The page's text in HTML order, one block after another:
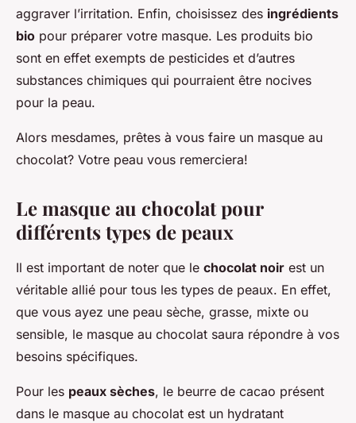
aggraver l’irritation. Enfin, choisissez des ingrédients
bio pour préparer votre masque. Les produits bio
sont en effet exempts de pesticides et d’autres
substances chimiques qui pourraient être nocives
pour la peau.
Alors mesdames, prêtes à vous faire un masque au
chocolat? Votre peau vous remerciera!
Le masque au chocolat pour
différents types de peaux
Il est important de noter que le chocolat noir est un
véritable allié pour tous les types de peaux. En effet,
que vous ayez une peau sèche, grasse, mixte ou
sensible, le masque au chocolat saura répondre à vos
besoins spécifiques.
Pour les peaux sèches, le beurre de cacao présent
dans le masque au chocolat est un hydratant